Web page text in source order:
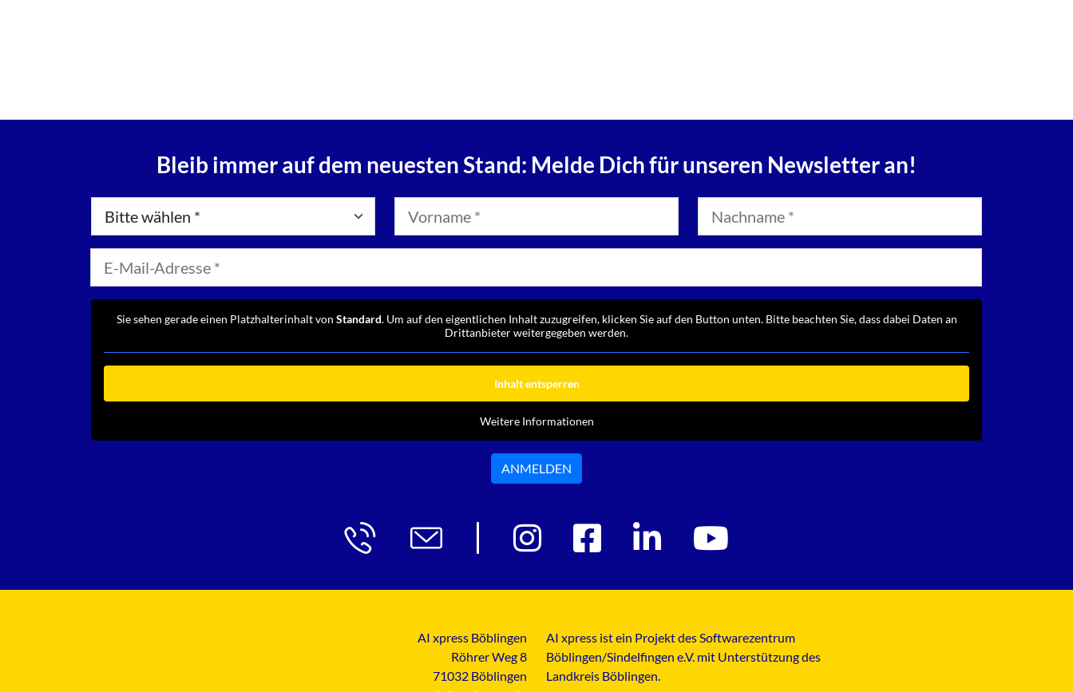
Bleib immer auf dem neuesten Stand: Melde Dich für unseren Newsletter an!
Sie sehen gerade einen Platzhalterinhalt von Standard. Um auf den eigentlichen Inhalt zuzugreifen, klicken Sie auf den Button unten. Bitte beachten Sie, dass dabei Daten an
Drittanbieter weitergegeben werden.
Inhalt entsperren
Weitere Informationen
ANMELDEN
AI xpress Böblingen
Röhrer Weg 8
71032 Böblingen
AI xpress ist ein Projekt des Softwarezentrum
Böblingen/Sindelfingen e.V. mit Unterstützung des
Landkreis Böblingen.